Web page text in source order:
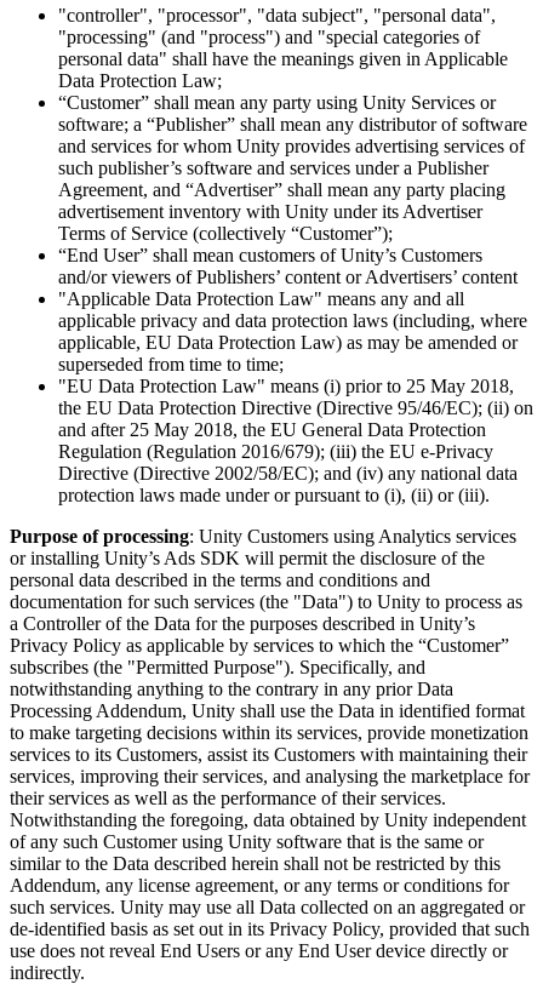
Jeux multijoueur
Simplifiez le développement de jeux multijoueurs
"controller", "processor", "data subject", "personal data",
"processing" (and "process") and "special categories of
personal data" shall have the meanings given in Applicable
Data Protection Law;
“Customer” shall mean any party using Unity Services or
software; a “Publisher” shall mean any distributor of software
and services for whom Unity provides advertising services of
such publisher’s software and services under a Publisher
Agreement, and “Advertiser” shall mean any party placing
advertisement inventory with Unity under its Advertiser
Terms of Service (collectively “Customer”);
“End User” shall mean customers of Unity’s Customers
and/or viewers of Publishers’ content or Advertisers’ content
"Applicable Data Protection Law" means any and all
applicable privacy and data protection laws (including, where
applicable, EU Data Protection Law) as may be amended or
superseded from time to time;
"EU Data Protection Law" means (i) prior to 25 May 2018,
the EU Data Protection Directive (Directive 95/46/EC); (ii) on
and after 25 May 2018, the EU General Data Protection
Regulation (Regulation 2016/679); (iii) the EU e-Privacy
Directive (Directive 2002/58/EC); and (iv) any national data
protection laws made under or pursuant to (i), (ii) or (iii).
Purpose of processing: Unity Customers using Analytics services
or installing Unity’s Ads SDK will permit the disclosure of the
personal data described in the terms and conditions and
documentation for such services (the "Data") to Unity to process as
a Controller of the Data for the purposes described in Unity’s
Privacy Policy as applicable by services to which the “Customer”
subscribes (the "Permitted Purpose"). Specifically, and
notwithstanding anything to the contrary in any prior Data
Processing Addendum, Unity shall use the Data in identified format
to make targeting decisions within its services, provide monetization
services to its Customers, assist its Customers with maintaining their
services, improving their services, and analysing the marketplace for
their services as well as the performance of their services.
Notwithstanding the foregoing, data obtained by Unity independent
of any such Customer using Unity software that is the same or
similar to the Data described herein shall not be restricted by this
Addendum, any license agreement, or any terms or conditions for
such services. Unity may use all Data collected on an aggregated or
de-identified basis as set out in its Privacy Policy, provided that such
use does not reveal End Users or any End User device directly or
indirectly.